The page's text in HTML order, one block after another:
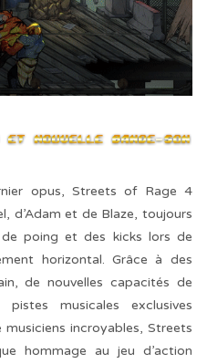
opus, Streets of Rage 4
d’Adam et de Blaze, toujours
poing et des kicks lors de
horizontal. Grâce à des
de nouvelles capacités de
musicales exclusives
incroyables, Streets
hommage au jeu d’action